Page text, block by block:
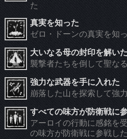
た
真実を知った
ゼロ・ドーンの真実を知
大いなる母の封印を解いた
襲撃者たちを倒して聖な
強力な武器を手に入れた
崩落した山を探索して強
すべての味方が防衛戦に
アーロイの行動に感銘を
の味方が防衛戦に参戦した